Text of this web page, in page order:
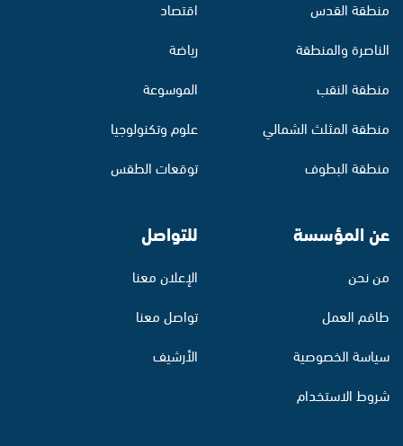
منطقة القدس
الناصرة والمنطقة
منطقة النقب
منطقة المثلث الشمالي
منطقة البطوف
اقتصاد
رياضة
الموسوعة
علوم وتكنولوجيا
توقعات الطقس
عن المؤسسة
من نحن
طاقم العمل
سياسة الخصوصية
شروط الاستخدام
للتواصل
الإعلان معنا
تواصل معنا
الأرشيف